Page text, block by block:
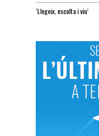
‘Llegeix, escolta i viu’